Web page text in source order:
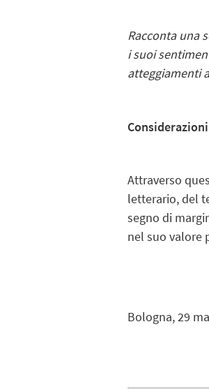
Racconta una
i suoi
atteggiamenti
Attraverso
letterario, del
segno di
nel suo valore
Bologna, 29